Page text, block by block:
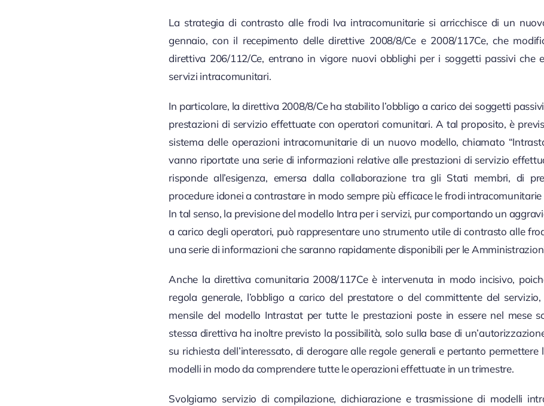
La strategia di contrasto alle frodi Iva intracomunitarie si arricchisce di un
gennaio, con il recepimento delle direttive 2008/8/Ce e 2008/117Ce, che
direttiva 206/112/Ce, entrano in vigore nuovi obblighi per i soggetti passivi che
servizi intracomunitari.
In particolare, la direttiva 2008/8/Ce ha stabilito l’obbligo a carico dei soggetti
prestazioni di servizio effettuate con operatori comunitari. A tal proposito, è
sistema delle operazioni intracomunitarie di un nuovo modello, chiamato
vanno riportate una serie di informazioni relative alle prestazioni di servizio
risponde all’esigenza, emersa dalla collaborazione tra gli Stati membri, di
procedure idonei a contrastare in modo sempre più efficace le frodi intracomunitarie
In tal senso, la previsione del modello Intra per i servizi, pur comportando un
a carico degli operatori, può rappresentare uno strumento utile di contrasto alle
una serie di informazioni che saranno rapidamente disponibili per le
Anche la direttiva comunitaria 2008/117Ce è intervenuta in modo incisivo,
regola generale, l’obbligo a carico del prestatore o del committente del
mensile del modello Intrastat per tutte le prestazioni poste in essere nel mese
stessa direttiva ha inoltre previsto la possibilità, solo sulla base di
su richiesta dell’interessato, di derogare alle regole generali e pertanto permettere
modelli in modo da comprendere tutte le operazioni effettuate in un trimestre.
Svolgiamo servizio di compilazione, dichiarazione e trasmissione di modelli